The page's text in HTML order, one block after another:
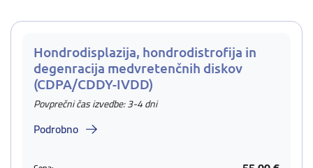
Hondrodisplazija, hondrodistrofija in
degenracija medvretenčnih diskov
(CDPA/CDDY-IVDD)
Povprečni čas izvedbe: 3-4 dni
Podrobno